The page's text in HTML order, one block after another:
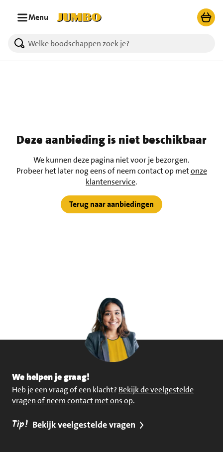
Menu
Deze aanbieding is niet beschikbaar
We kunnen deze pagina niet voor je bezorgen.
Probeer het later nog eens of neem contact op metonze
klantenservice.
Terug naar aanbiedingen
We helpen je graag!
Heb je een vraag of een klacht? Bekijk de veelgestelde
vragen of neem contact met ons op.
Tip! Bekijk veelgestelde vragen